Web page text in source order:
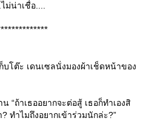
น่าเชื่อ....
โต๊ะ เดนเซลนั่งมองผ้าเช็ดหน้าของ
“ถ้าเธออยากจะต่อสู้ เธอก็ทำเองสิ
ทำไมถึงอยากเข้าร่วมนักล่ะ?”